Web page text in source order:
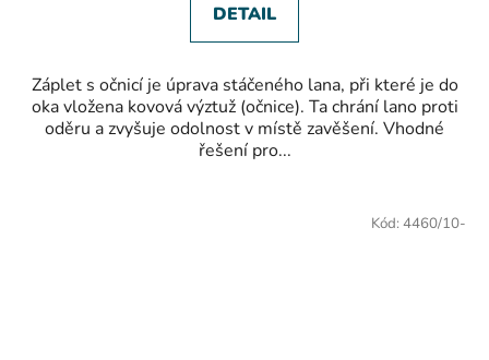
DETAIL
Záplet s očnicí je úprava stáčeného lana, při které je do
oka vložena kovová výztuž (očnice). Ta chrání lano proti
oděru a zvyšuje odolnost v místě zavěšení. Vhodné
řešení pro...
Kód: 4460/10-